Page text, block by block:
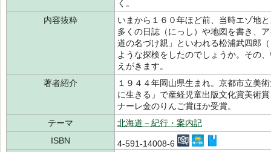
く。
内容抜粋
いまから１６０年ほど前、当時エゾ地
多くの日誌（にっし）や地図を書き、
道の名づけ親」といわれる松浦武四郎
ような探検をしたのでしょうか。その
えがきます。
著者紹介
１９４４年岡山県生まれ。京都市立美
に生きる」で産経児童出版文化賞美術
ナーレ金のりんご賞ほか受賞。
テーマ
北海道－紀行・案内記
ISBN
4-591-14008-6